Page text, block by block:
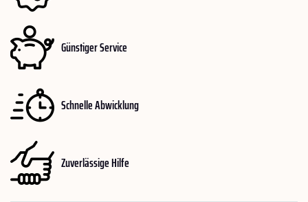
Günstiger Service
Schnelle Abwicklung
Zuverlässige Hilfe